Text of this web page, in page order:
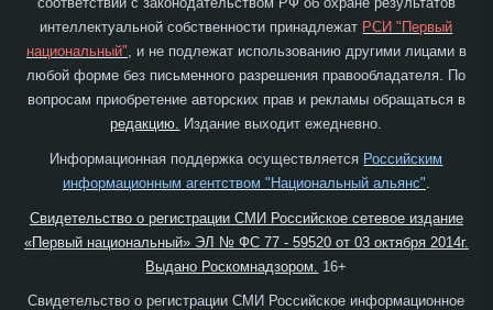
интеллектуальной собственности принадлежат РСИ "Первый
национальный", и не подлежат использованию другими лицами в
любой форме без письменного разрешения правообладателя. По
вопросам приобретение авторских прав и рекламы обращаться в
редакцию. Издание выходит ежедневно.
Информационная поддержка осуществляется Российским
информационным агентством "Национальный альянс"
Свидетельство о регистрации СМИ Российское сетевое издание
«Первый национальный» ЭЛ № ФС 77 - 59520 от 03 октября 2014г.
Выдано Роскомнадзором.
16+
Свидетельство о регистрации СМИ Российское информационное